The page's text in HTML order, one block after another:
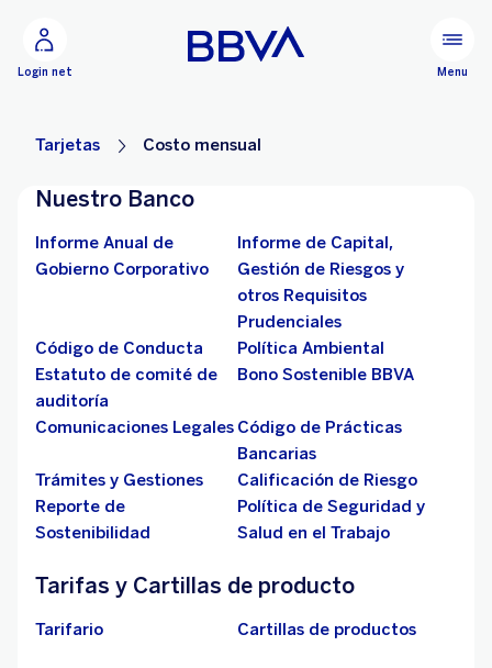
Configurar
Login net Menu
Tarjetas Costo mensual
Nuestro Banco
Informe Anual de
Gobierno Corporativo
Informe de Capital,
Gestión de Riesgos y
otros Requisitos
Prudenciales
Código de Conducta
Política Ambiental
Estatuto de comité de
auditoría
Bono Sostenible BBVA
Comunicaciones Legales Código de Prácticas
Bancarias
Trámites y Gestiones
Calificación de Riesgo
Reporte de
Sostenibilidad
Política de Seguridad y
Salud en el Trabajo
Tarifas y Cartillas de producto
Tarifario Cartillas de productos